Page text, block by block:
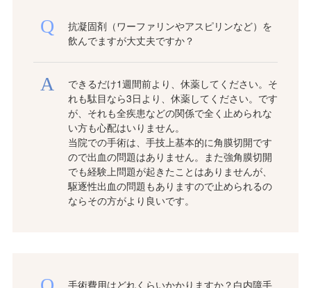
抗凝固剤（ワーファリンやアスピリンなど）を
飲んでますが大丈夫ですか？
できるだけ1週間前より、休薬してください。そ
れも駄目なら3日より、休薬してください。です
が、それも全疾患などの関係で全く止められな
い方も心配はいりません。
当院での手術は、手技上基本的に角膜切開です
ので出血の問題はありません。また強角膜切開
でも経験上問題が起きたことはありませんが、
駆逐性出血の問題もありますので止められるの
ならその方がより良いです。
手術費用はどれくらいかかりますか？白内障手